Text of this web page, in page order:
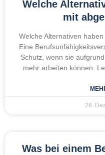
Welche
mit
Welche Alternativen
Eine
Schutz, wenn sie
mehr arbeiten können.
28.
Was bei einem